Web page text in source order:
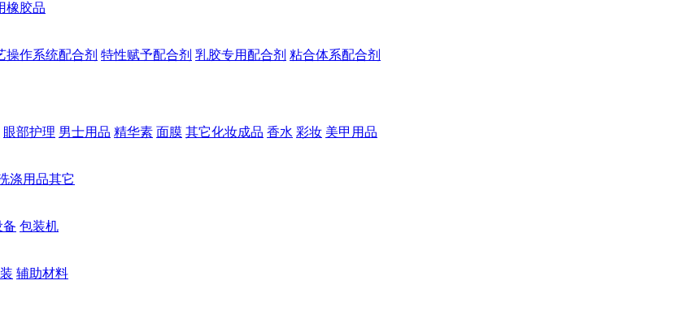
橡胶品
操作系统配合剂 特性赋予配合剂 乳胶专用配合剂 粘合体系配合剂
眼部护理 男士用品 精华素 面膜 其它化妆成品 香水 彩妆 美甲用品
涤用品其它
备 包装机
辅助材料